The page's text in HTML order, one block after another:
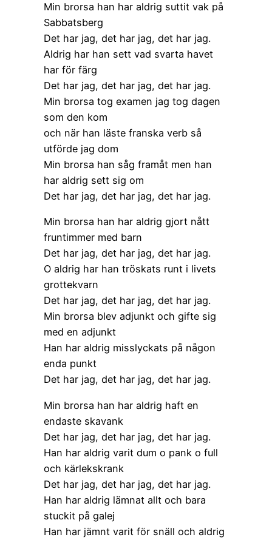
Min brorsa han har aldrig suttit vak på
Sabbatsberg
Det har jag, det har jag, det har jag.
Aldrig har han sett vad svarta havet
har för färg
Det har jag, det har jag, det har jag.
Min brorsa tog examen jag tog dagen
som den kom
och när han läste franska verb så
utförde jag dom
Min brorsa han såg framåt men han
har aldrig sett sig om
Det har jag, det har jag, det har jag.
Min brorsa han har aldrig gjort nått
fruntimmer med barn
Det har jag, det har jag, det har jag.
O aldrig har han tröskats runt i livets
grottekvarn
Det har jag, det har jag, det har jag.
Min brorsa blev adjunkt och gifte sig
med en adjunkt
Han har aldrig misslyckats på någon
enda punkt
Det har jag, det har jag, det har jag.
Min brorsa han har aldrig haft en
endaste skavank
Det har jag, det har jag, det har jag.
Han har aldrig varit dum o pank o full
och kärlekskrank
Det har jag, det har jag, det har jag.
Han har aldrig lämnat allt och bara
stuckit på galej
Han har jämnt varit för snäll och aldrig